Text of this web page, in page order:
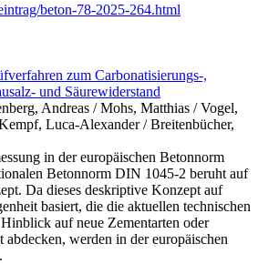
beton-78-2025-264.html
zum Carbonatisierungs-,
und Säurewiderstand
Andreas / Mohs, Matthias / Vogel,
Luca-Alexander / Breitenbücher,
in der europäischen Betonnorm
Betonnorm DIN 1045-2 beruht auf
Da dieses deskriptive Konzept auf
basiert, die die aktuellen technischen
auf neue Zementarten oder
abdecken, werden in der europäischen